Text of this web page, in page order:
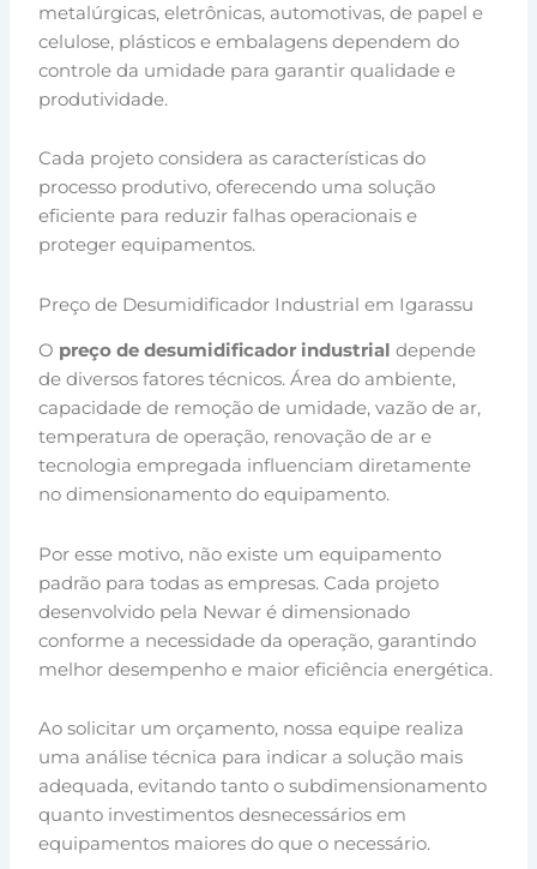
metalúrgicas, eletrônicas, automotivas, de papel e
celulose, plásticos e embalagens dependem do
controle da umidade para garantir qualidade e
produtividade.
Cada projeto considera as características do
processo produtivo, oferecendo uma solução
eficiente para reduzir falhas operacionais e
proteger equipamentos.
Preço de Desumidificador Industrial em Igarassu
O preço de desumidificador industrial depende
de diversos fatores técnicos. Área do ambiente,
capacidade de remoção de umidade, vazão de ar,
temperatura de operação, renovação de ar e
tecnologia empregada influenciam diretamente
no dimensionamento do equipamento.
Por esse motivo, não existe um equipamento
padrão para todas as empresas. Cada projeto
desenvolvido pela Newar é dimensionado
conforme a necessidade da operação, garantindo
melhor desempenho e maior eficiência energética.
Ao solicitar um orçamento, nossa equipe realiza
uma análise técnica para indicar a solução mais
adequada, evitando tanto o subdimensionamento
quanto investimentos desnecessários em
equipamentos maiores do que o necessário.